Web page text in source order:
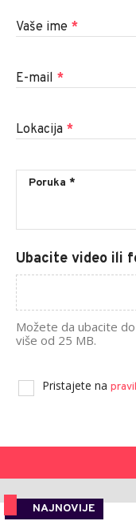
Vaše ime *
E-mail *
Lokacija *
Ubacite video ili
Možete da ubacite
više od 25 MB.
Pristajete na
NAJNOVIJE